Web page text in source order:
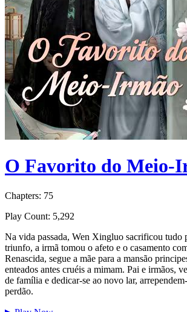
O Favorito do Meio-
Chapters: 75
Play Count: 5,292
Na vida passada, Wen Xingluo sacrificou tudo
triunfo, a irmã tomou o afeto e o casamento
Renascida, segue a mãe para a mansão
enteados antes cruéis a mimam. Pai e irmãos,
de família e dedicar-se ao novo lar,
perdão.